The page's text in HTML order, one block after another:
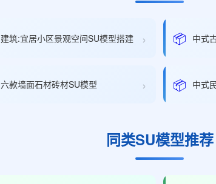
建筑:宜居小区景观空间SU模型搭建 › 📦 中式
六款墙面石材砖材SU模型 › 📦 中式
同类SU模型推荐